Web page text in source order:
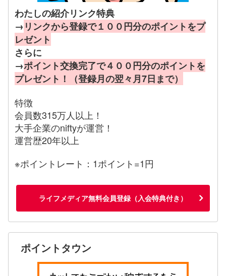
わたしの紹介リンク特典
→ リンクから登録で１００円分のポイントをプ
レゼント
さらに
→ポイント交換完了で４００円分のポイントを
プレゼント！（登録月の翌々月7日まで）
特徴
会員数315万人以上！
大手企業のniftyが運営！
運営歴20年以上
※ポイントレート：1ポイント=1円
ライフメディア無料会員登録（入会特典付き）
ポイントタウン